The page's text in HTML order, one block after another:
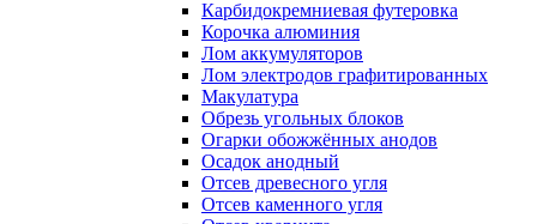
Карбидокремниевая футеровка
Корочка алюминия
Лом аккумуляторов
Лом электродов графитированных
Макулатура
Обрезь угольных блоков
Огарки обожжённых анодов
Осадок анодный
Отсев древесного угля
Отсев каменного угля